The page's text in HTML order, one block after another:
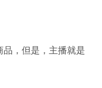
，但是，主播就是